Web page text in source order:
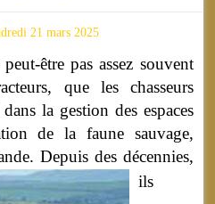
21 mars 2025
être pas assez souvent
que les chasseurs
la gestion des espaces
de la faune sauvage,
Depuis des décennies,
ils